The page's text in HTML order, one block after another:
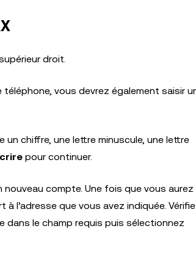
droit.
vous devrez également saisir
chiffre, une lettre minuscule, une lettre
pour continuer.
compte. Une fois que vous aurez
l’adresse que vous avez indiquée.
dans le champ requis puis sélectionnez